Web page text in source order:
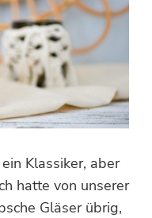
Klassiker, aber
hatte von unserer
Gläser übrig,